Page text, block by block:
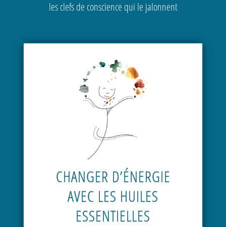
les clefs de conscience qui le jalonnent
CHANGER D’ÉNERGIE
AVEC LES HUILES
ESSENTIELLES